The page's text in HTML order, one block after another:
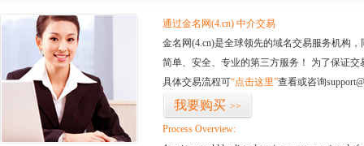
通过金名网(4.cn) 中介交易
金名网(4.cn)是全球领先的域名交易服务机构
简单、安全、专业的第三方服务！ 为了保证
具体交易流程可“点击这里”查看或咨询
我要购买 >>
Process Overview: